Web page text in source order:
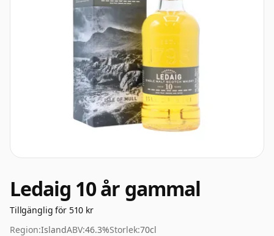
Ledaig 10 år gammal
Tillgänglig för 510 kr
Region:IslandABV:46.3%Storlek:70cl